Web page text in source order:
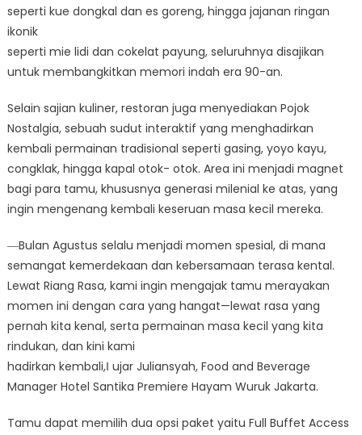
seperti kue dongkal dan es goreng, hingga jajanan ringan
ikonik
seperti mie lidi dan cokelat payung, seluruhnya disajikan
untuk membangkitkan memori indah era 90-an.
Selain sajian kuliner, restoran juga menyediakan Pojok
Nostalgia, sebuah sudut interaktif yang menghadirkan
kembali permainan tradisional seperti gasing, yoyo kayu,
congklak, hingga kapal otok- otok. Area ini menjadi magnet
bagi para tamu, khususnya generasi milenial ke atas, yang
ingin mengenang kembali keseruan masa kecil mereka.
―Bulan Agustus selalu menjadi momen spesial, di mana
semangat kemerdekaan dan kebersamaan terasa kental.
Lewat Riang Rasa, kami ingin mengajak tamu merayakan
momen ini dengan cara yang hangat—lewat rasa yang
pernah kita kenal, serta permainan masa kecil yang kita
rindukan, dan kini kami
hadirkan kembali,‖ ujar Juliansyah, Food and Beverage
Manager Hotel Santika Premiere Hayam Wuruk Jakarta.
Tamu dapat memilih dua opsi paket yaitu Full Buffet Access